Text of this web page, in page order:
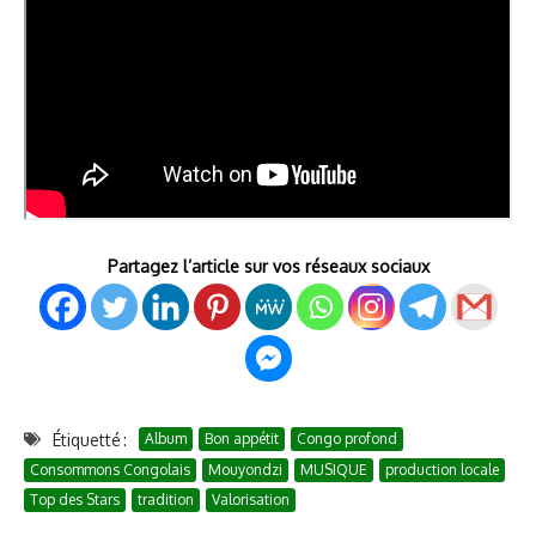
Partagez l’article sur vos réseaux sociaux
Étiquetté : Album Bon appétit
Congo profond
Consommons Congolais
Mouyondzi MUSIQUE
production locale
Top des Stars
tradition Valorisation